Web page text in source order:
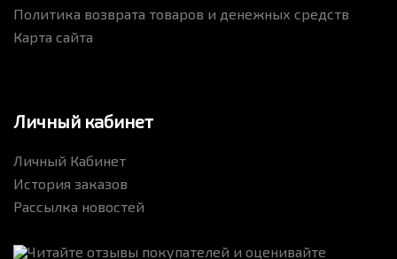
Политика возврата товаров и денежных средств
Карта сайта
Личный кабинет
Личный Кабинет
История заказов
Рассылка новостей